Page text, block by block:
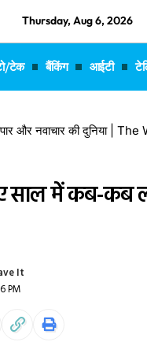
Thursday, Aug 6, 2026
टेक बैंकिंग आईटी
और नवाचार की दुनिया |
साल में कब-कब
PM